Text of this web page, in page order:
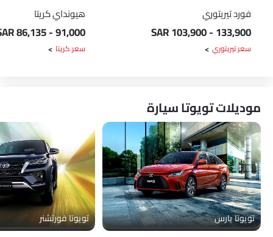
فورد تيريتوري
SAR 103,900 - 133,900
سعر تيريتوري
هيونداي كريتا
86,135 - 91,000
سعر كريتا
موديلات تويوتا سيارة
تويوتا يارس تويوتا فورتشنر